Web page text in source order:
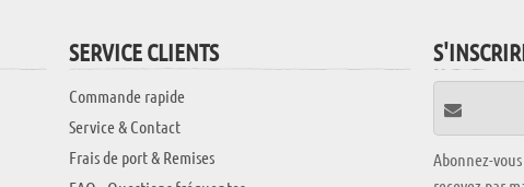
SERVICE CLIENTS
Commande rapide
Service & Contact
Frais de port & Remises
Abonnez-